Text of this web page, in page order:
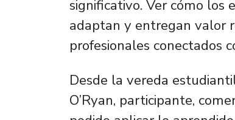
significativo. Ver cómo los
adaptan y entregan valor
profesionales conectados
Desde la vereda
O’Ryan, participante,